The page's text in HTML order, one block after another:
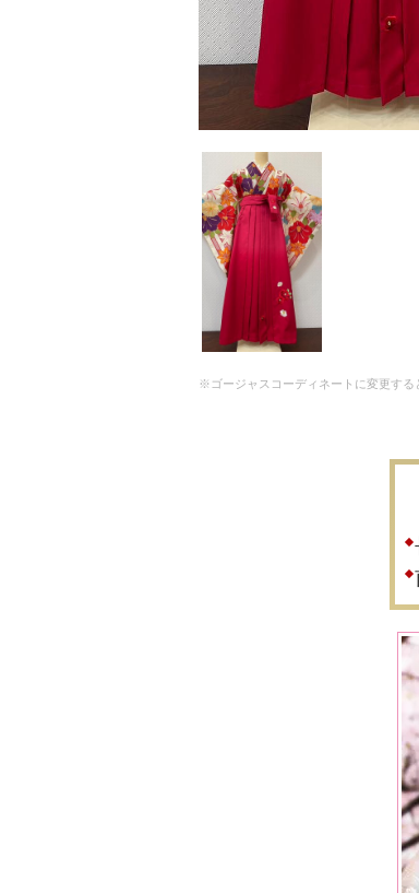
※ゴージャスコーディネートに変更する